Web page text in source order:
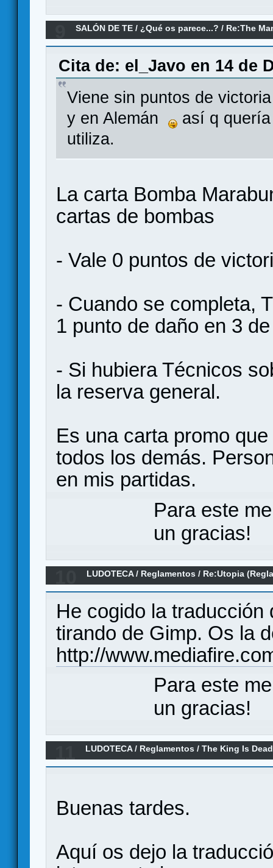
SALÓN DE TE / ¿Qué os parece...? / Re:The
Cita de: el_Javo en 14 de
Viene sin puntos de
y en Alemán
así q
utiliza.
La carta Bomba
cartas de bombas
- Vale 0 puntos de
- Cuando se completa,
1 punto de daño en 3
- Si hubiera Técnicos
la reserva general.
Es una carta promo
todos los demás.
en mis partidas.
Para este
un gracias!
LUDOTECA/ Reglamentos / Re:Utopia
He cogido la
tirando de Gimp. Os la
http://
Para este
un gracias!
LUDOTECA/ Reglamentos /The King Is
Buenas tardes.
Aquí os dejo la